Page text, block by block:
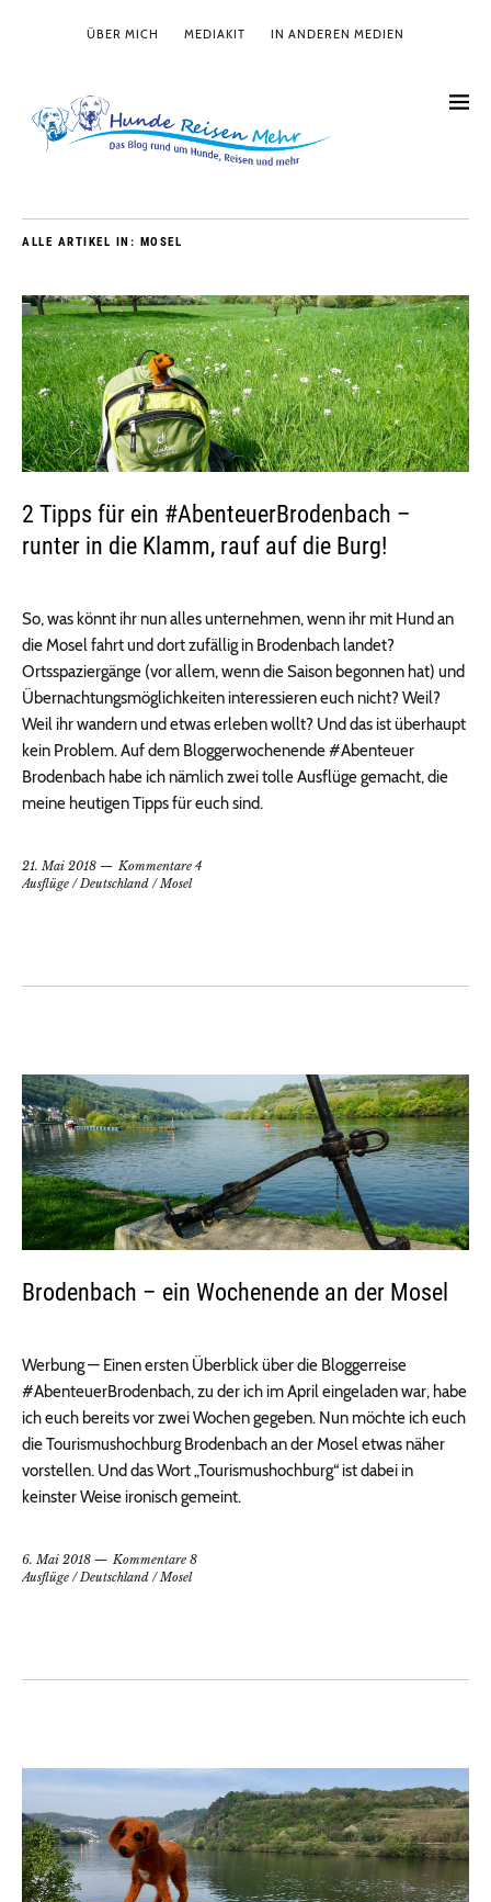
ÜBER MICH MEDIAKIT IN ANDEREN MEDIEN
ALLE ARTIKEL IN: MOSEL
2 Tipps für ein #AbenteuerBrodenbach –
runter in die Klamm, rauf auf die Burg!
So, was könnt ihr nun alles unternehmen, wenn ihr mit Hund an
die Mosel fahrt und dort zufällig in Brodenbach landet?
Ortsspaziergänge (vor allem, wenn die Saison begonnen hat) und
Übernachtungsmöglichkeiten interessieren euch nicht? Weil?
Weil ihr wandern und etwas erleben wollt? Und das ist überhaupt
kein Problem. Auf dem Bloggerwochenende #Abenteuer
Brodenbach habe ich nämlich zwei tolle Ausflüge gemacht, die
meine heutigen Tipps für euch sind.
21. Mai 2018
Kommentare 4
Ausflüge / Deutschland / Mosel
Brodenbach – ein Wochenende an der Mosel
Werbung — Einen ersten Überblick über die Bloggerreise
#AbenteuerBrodenbach, zu der ich im April eingeladen war, habe
ich euch bereits vor zwei Wochen gegeben. Nun möchte ich euch
die Tourismushochburg Brodenbach an der Mosel etwas näher
vorstellen. Und das Wort „Tourismushochburg“ ist dabei in
keinster Weise ironisch gemeint.
6. Mai 2018
Kommentare 8
Ausflüge /Deutschland /Mosel